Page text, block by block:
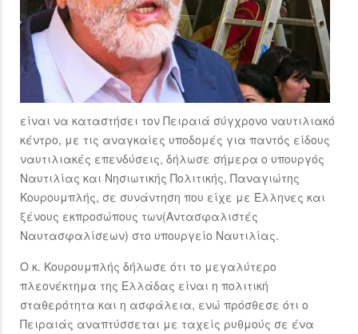
είναι να καταστήσει τον Πειραιά σύγχρονο ναυτιλιακό
κέντρο, με τις αναγκαίες υποδομές για παντός είδους
ναυτιλιακές επενδύσεις, δήλωσε σήμερα ο υπουργός
Ναυτιλίας και Νησιωτικής Πολιτικής, Παναγιώτης
Κουρουμπλής, σε συνάντηση που είχε με Έλληνες και
ξένους εκπροσώπους των(Αντασφαλιστές
Ναυτασφαλίσεων) στο υπουργείο Ναυτιλίας.
Ο κ. Κουρουμπλής δήλωσε ότι το μεγαλύτερο
πλεονέκτημα της Ελλάδας είναι η πολιτική
σταθερότητα και η ασφάλεια, ενώ πρόσθεσε ότι ο
Πειραιάς αναπτύσσεται με ταχείς ρυθμούς σε ένα